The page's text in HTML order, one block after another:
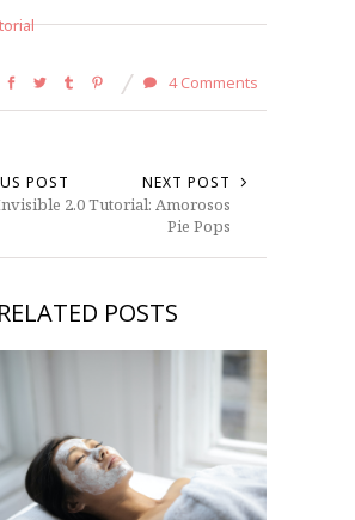
4 Comments
POST
2.0
NEXT POST
Tutorial: Amorosos
Pie Pops
RELATED POSTS